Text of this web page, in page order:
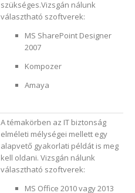
szükséges.Vizsgán nálunk
választható szoftverek:
MS SharePoint Designer
2007
Kompozer
Amaya
A témakörben az IT biztonság
elméleti mélységei mellett egy
alapvető gyakorlati példát is meg
kell oldani. Vizsgán nálunk
választható szoftverek:
MS Office 2010 vagy 2013